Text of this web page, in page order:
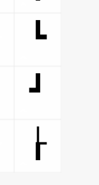
┗
┛
┟